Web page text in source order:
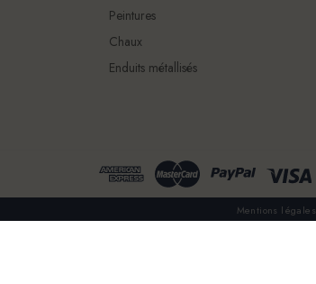
Peintures
Chaux
Enduits métallisés
Mentions légales